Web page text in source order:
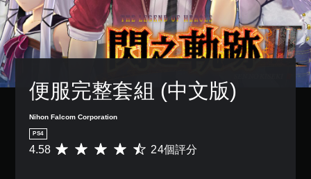
便服完整套組 (中文版)
Nihon Falcom Corporation
PS4
平
4.58 24個評分